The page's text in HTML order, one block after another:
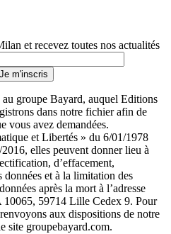
et recevez toutes nos actualités
Je m'inscris
groupe Bayard, auquel Editions
dans notre fichier afin de
vous avez demandées.
et Libertés » du 6/01/1978
elles peuvent donner lieu à
d’effacement,
et à la limitation des
après la mort à l’adresse
59714 Lille Cedex 9. Pour
aux dispositions de notre
site groupebayard.com.